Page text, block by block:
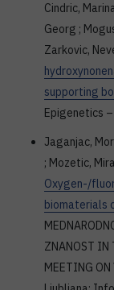
Cindric,
Georg ;
Zarkovic,
supporting
Epigenetics
Jaganjac,
; Mozetic,
Oxygen-/
biomaterials
ZNANOST IN
MEETING ON